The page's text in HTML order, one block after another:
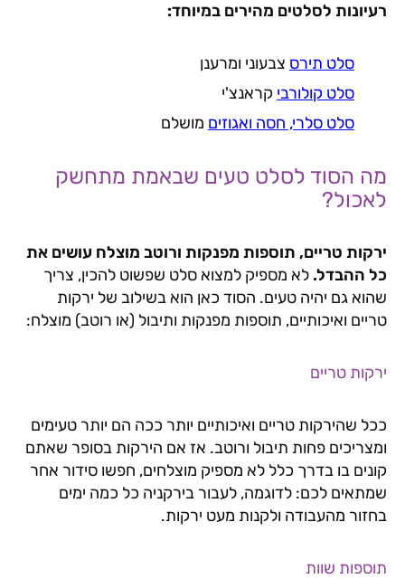
רעיונות לסלטים מהירים במיוחד:
סלט תירס צבעוני ומרענן
סלט קולורבי קראנצ'י
סלט סלרי, חסה ואגוזים מושלם
מה הסוד לסלט טעים שבאמת מתחשק
לאכול?
ירקות טריים, תוספות מפנקות ורוטב מוצלח עושים את
כל ההבדל. לא מספיק למצוא סלט שפשוט להכין, צריך
שהוא גם יהיה טעים. הסוד כאן הוא בשילוב של ירקות
טריים ואיכותיים, תוספות מפנקות ותיבול (או רוטב) מוצלח:
ירקות טריים
ככל שהירקות טריים ואיכותיים יותר ככה הם יותר טעימים
ומצריכים פחות תיבול ורוטב. אז אם הירקות בסופר שאתם
קונים בו בדרך כלל לא מספיק מוצלחים, חפשו סידור אחר
שמתאים לכם: לדוגמה, לעבור בירקניה כל כמה ימים
בחזור מהעבודה ולקנות מעט ירקות.
תוספות שוות